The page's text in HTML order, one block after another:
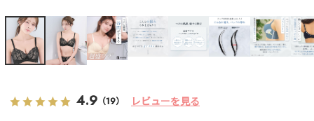
4.9 （19） レビューを見る